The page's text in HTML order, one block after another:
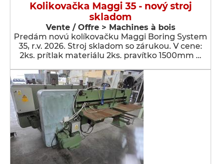
Kolikovačka Maggi 35 - nový stroj
skladom
Vente / Offre > Machines à bois
Predám novú kolíkovačku Maggi Boring System
35, r.v. 2026. Stroj skladom so zárukou. V cene:
2ks. prítlak materiálu 2ks. pravítko 1500mm …